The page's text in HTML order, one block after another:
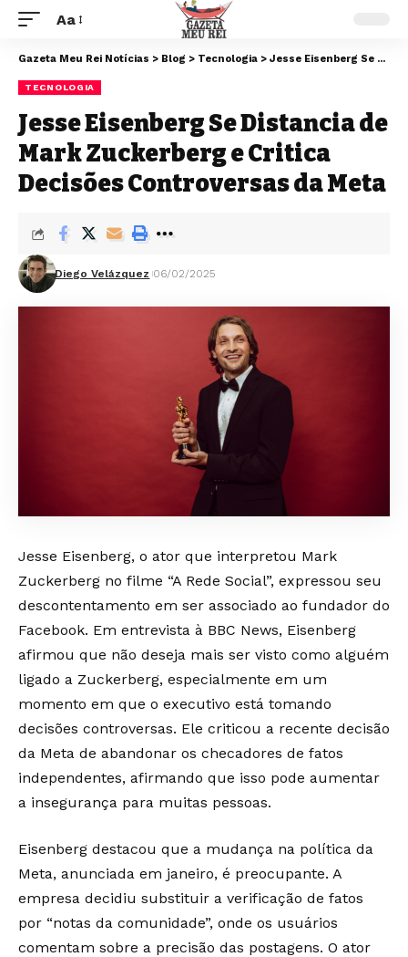
Aa
Gazeta Meu Rei Notícias > Blog > Tecnologia > Jesse Eisenberg Se Distancia de Mark Zuckerberg e Critica Decisões Controversas da Meta
TECNOLOGIA
Jesse Eisenberg Se Distancia de
Mark Zuckerberg e Critica
Decisões Controversas da Meta
Diego Velázquez 06/02/2025
Jesse Eisenberg, o ator que interpretou Mark
Zuckerberg no filme “A Rede Social”, expressou seu
descontentamento em ser associado ao fundador do
Facebook. Em entrevista à BBC News, Eisenberg
afirmou que não deseja mais ser visto como alguém
ligado a Zuckerberg, especialmente em um
momento em que o executivo está tomando
decisões controversas. Ele criticou a recente decisão
da Meta de abandonar os checadores de fatos
independentes, afirmando que isso pode aumentar
a insegurança para muitas pessoas.
Eisenberg destacou que a mudança na política da
Meta, anunciada em janeiro, é preocupante. A
empresa decidiu substituir a verificação de fatos
por “notas da comunidade”, onde os usuários
comentam sobre a precisão das postagens. O ator